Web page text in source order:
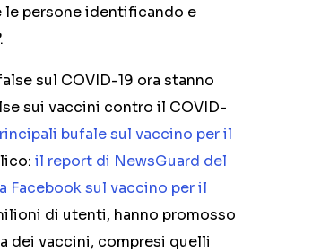
le persone identificando e
sul COVID-19 ora stanno
sui vaccini contro il COVID-
bufale sul vaccino per il
il report di NewsGuard del
sul vaccino per il
di utenti, hanno promosso
dei vaccini, compresi quelli